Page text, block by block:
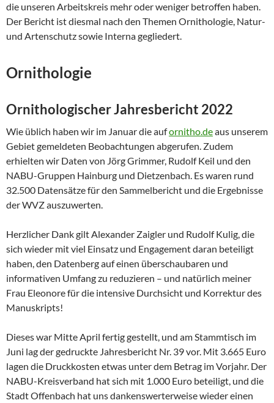
die unseren Arbeitskreis mehr oder weniger betroffen haben.
Der Bericht ist diesmal nach den Themen Ornithologie, Natur-
und Artenschutz sowie Interna gegliedert.
Ornithologie
Ornithologischer Jahresbericht 2022
Wie üblich haben wir im Januar die aufornitho.deaus unserem
Gebiet gemeldeten Beobachtungen abgerufen. Zudem
erhielten wir Daten von Jörg Grimmer, Rudolf Keil und den
NABU-Gruppen Hainburg und Dietzenbach. Es waren rund
32.500 Datensätze für den Sammelbericht und die Ergebnisse
der WVZ auszuwerten.
Herzlicher Dank gilt Alexander Zaigler und Rudolf Kulig, die
sich wieder mit viel Einsatz und Engagement daran beteiligt
haben, den Datenberg auf einen überschaubaren und
informativen Umfang zu reduzieren – und natürlich meiner
Frau Eleonore für die intensive Durchsicht und Korrektur des
Manuskripts!
Dieses war Mitte April fertig gestellt, und am Stammtisch im
Juni lag der gedruckte Jahresbericht Nr. 39 vor. Mit 3.665 Euro
lagen die Druckkosten etwas unter dem Betrag im Vorjahr. Der
NABU-Kreisverband hat sich mit 1.000 Euro beteiligt, und die
Stadt Offenbach hat uns dankenswerterweise wieder einen